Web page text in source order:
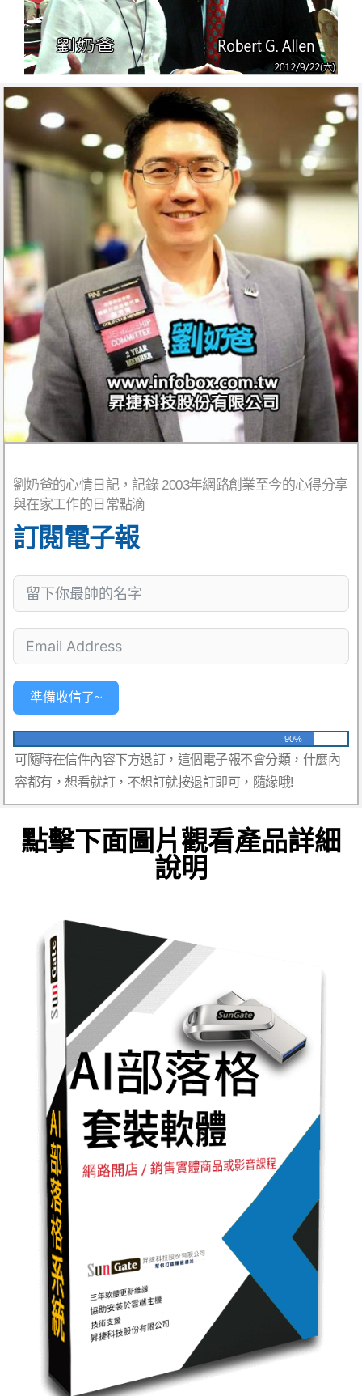
劉奶爸的心情日記，記錄 2003年網路創業至今的心得分享
與在家工作的日常點滴
訂閱電子報
準備收信了~
90%
可隨時在信件內容下方退訂，這個電子報不會分類，什麼內
容都有，想看就訂，不想訂就按退訂即可，隨緣哦!
點擊下面圖片觀看產品詳細
說明